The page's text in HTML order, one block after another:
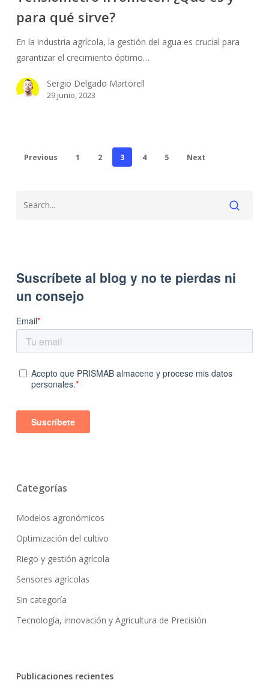
y
qué
sirve?
para qué sirve?
En la industria agrícola, la gestión del agua es crucial para
garantizar el crecimiento óptimo…
Sergio Delgado Martorell
29 junio, 2023
Previous 1 2 3 4 5 Next
Categorías
Modelos agronómicos
Optimización del cultivo
Riego y gestión agrícola
Sensores agrícolas
Sin categoría
Tecnología, innovación y Agricultura de Precisión
Publicaciones recientes